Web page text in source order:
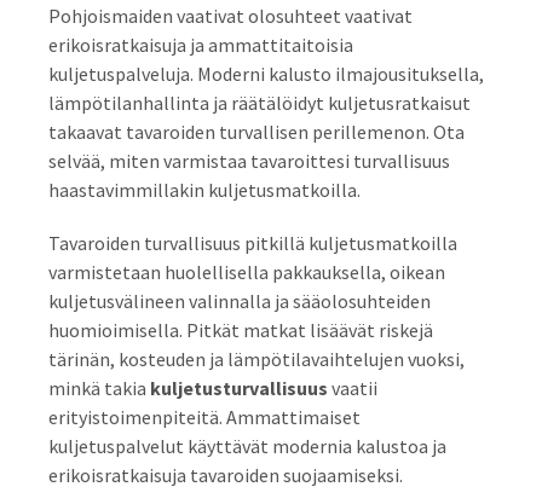
Pohjoismaiden vaativat olosuhteet vaativat
erikoisratkaisuja ja ammattitaitoisia
kuljetuspalveluja. Moderni kalusto ilmajousituksella,
lämpötilanhallinta ja räätälöidyt kuljetusratkaisut
takaavat tavaroiden turvallisen perillemenon. Ota
selvää, miten varmistaa tavaroittesi turvallisuus
haastavimmillakin kuljetusmatkoilla.
Tavaroiden turvallisuus pitkillä kuljetusmatkoilla
varmistetaan huolellisella pakkauksella, oikean
kuljetusvälineen valinnalla ja sääolosuhteiden
huomioimisella. Pitkät matkat lisäävät riskejä
tärinän, kosteuden ja lämpötilavaihtelujen vuoksi,
minkä takia kuljetusturvallisuus vaatii
erityistoimenpiteitä. Ammattimaiset
kuljetuspalvelut käyttävät modernia kalustoa ja
erikoisratkaisuja tavaroiden suojaamiseksi.